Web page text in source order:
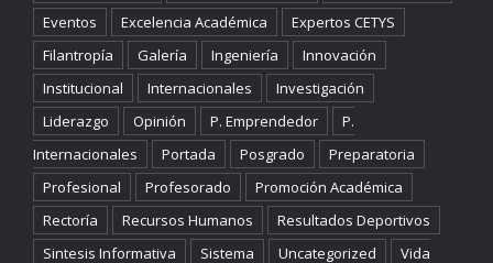
Eventos
Excelencia Académica
Expertos CETYS
Filantropía
Galería Ingeniería
Innovación
Institucional
Internacionales
Investigación
Liderazgo
Opinión P. Emprendedor
P.
Internacionales
Portada Posgrado
Preparatoria
Profesional
Profesorado
Promoción Académica
Rectoría
Recursos Humanos
Resultados Deportivos
Sintesis Informativa
Sistema Uncategorized Vida